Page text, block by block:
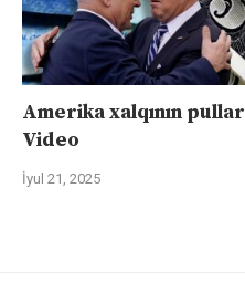
Amerika xalqının
Video
İyul 21, 2025